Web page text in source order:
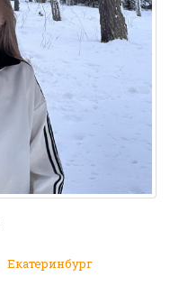
Екатеринбург